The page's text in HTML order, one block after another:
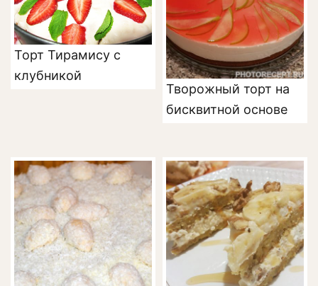
Торт Тирамису с
клубникой
Творожный торт на
бисквитной основе